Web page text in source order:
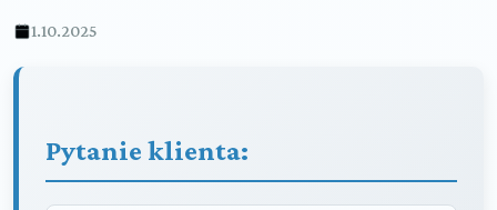
1.10.2025
Pytanie klienta: